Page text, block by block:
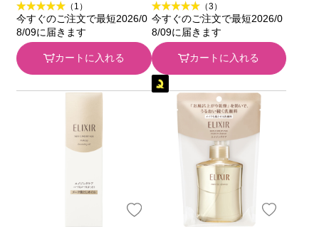
（1）
今すぐのご注文で最短2026/0
8/09に届きます
カートに入れる
（3）
今すぐのご注文で最短2026/0
8/09に届きます
カートに入れる